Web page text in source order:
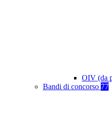
OIV (da
Bandi di concorso 77